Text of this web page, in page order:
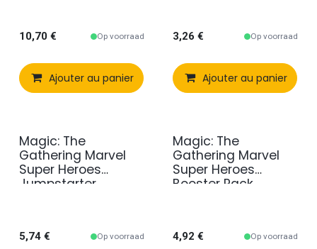
10,70 € Op voorraad
Ajouter au panier Comparer Ajouter à
3,26 € Op voorraad
Ajouter au panier
Magic: The
Gathering Marvel
Super Heroes
Jumpstarter
5,74 € Op voorraad
Magic: The
Gathering Marvel
Super Heroes
Booster Pack
4,92 € Op voorraad